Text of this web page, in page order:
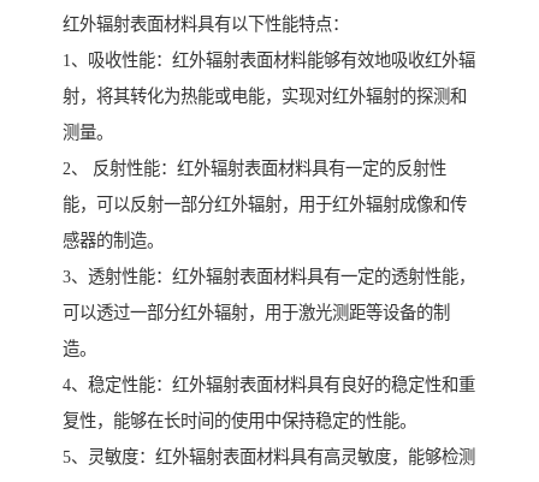
红外辐射表面材料具有以下性能特点：
1、吸收性能：红外辐射表面材料能够有效地吸收红外辐
射，将其转化为热能或电能，实现对红外辐射的探测和
测量。
2、 反射性能：红外辐射表面材料具有一定的反射性
能，可以反射一部分红外辐射，用于红外辐射成像和传
感器的制造。
3、透射性能：红外辐射表面材料具有一定的透射性能，
可以透过一部分红外辐射，用于激光测距等设备的制
造。
4、稳定性能：红外辐射表面材料具有良好的稳定性和重
复性，能够在长时间的使用中保持稳定的性能。
5、灵敏度：红外辐射表面材料具有高灵敏度，能够检测